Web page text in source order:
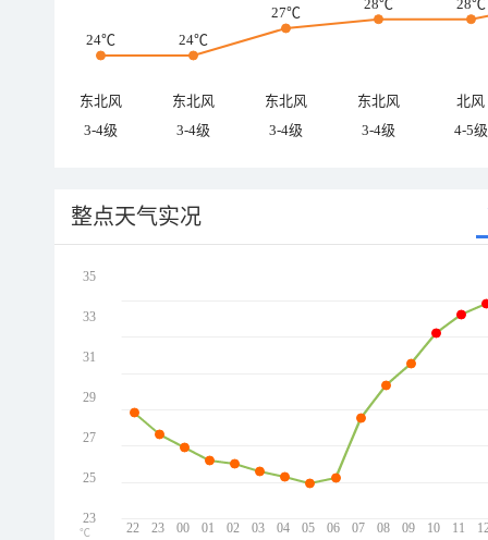
24℃ 24℃
27℃
28℃ 28℃
东北风 东北风 东北风 东北风
北风
3-4级
3-4级 3-4级 3-4级 4-5级
整点天气实况
22 23 00 01 02 03 04 05 06 07 08 09 10 11
35
33
31
29
27
25
23
℃